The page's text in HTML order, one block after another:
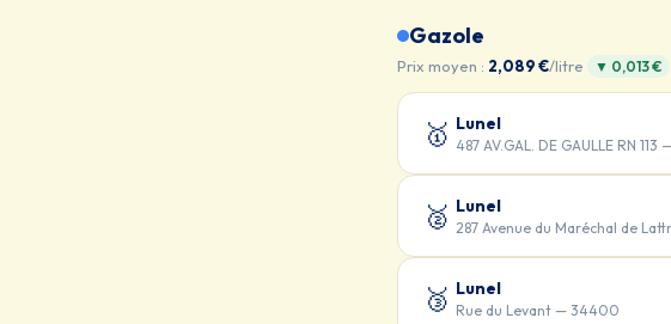
Gazole
Prix moyen : 2,089 €/litre ▼ 0,013 €
🥇 Lunel
487 AV.GAL. DE GAULLE RN
🥈 Lunel
287 Avenue du Maréchal de
🥉 Lunel
Rue du Levant — 34400